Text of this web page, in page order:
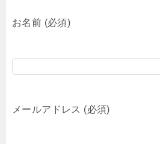
お名前 (必須)
メールアドレス (必須)